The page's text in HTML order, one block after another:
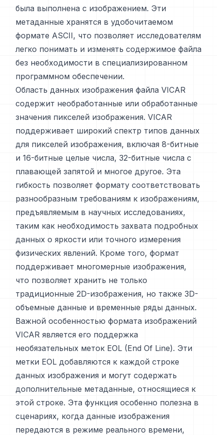
была выполнена с изображением. Эти
метаданные хранятся в удобочитаемом
формате ASCII, что позволяет исследователям
легко понимать и изменять содержимое файла
без необходимости в специализированном
программном обеспечении.
Область данных изображения файла VICAR
содержит необработанные или обработанные
значения пикселей изображения. VICAR
поддерживает широкий спектр типов данных
для пикселей изображения, включая 8-битные
и 16-битные целые числа, 32-битные числа с
плавающей запятой и многое другое. Эта
гибкость позволяет формату соответствовать
разнообразным требованиям к изображениям,
предъявляемым в научных исследованиях,
таким как необходимость захвата подробных
данных о яркости или точного измерения
физических явлений. Кроме того, формат
поддерживает многомерные изображения,
что позволяет хранить не только
традиционные 2D-изображения, но также 3D-
объемные данные и временные ряды данных.
Важной особенностью формата изображений
VICAR является его поддержка
необязательных меток EOL (End Of Line). Эти
метки EOL добавляются к каждой строке
данных изображения и могут содержать
дополнительные метаданные, относящиеся к
этой строке. Эта функция особенно полезна в
сценариях, когда данные изображения
передаются в режиме реального времени,